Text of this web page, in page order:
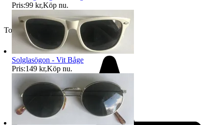
Toppsäljare
Pris:99 kr,Köp nu.
Solglasögon - Vit Båge
Pris:149 kr,Köp nu.